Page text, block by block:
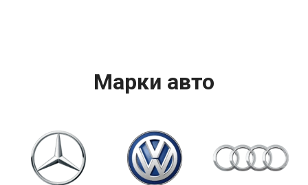
Марки авто